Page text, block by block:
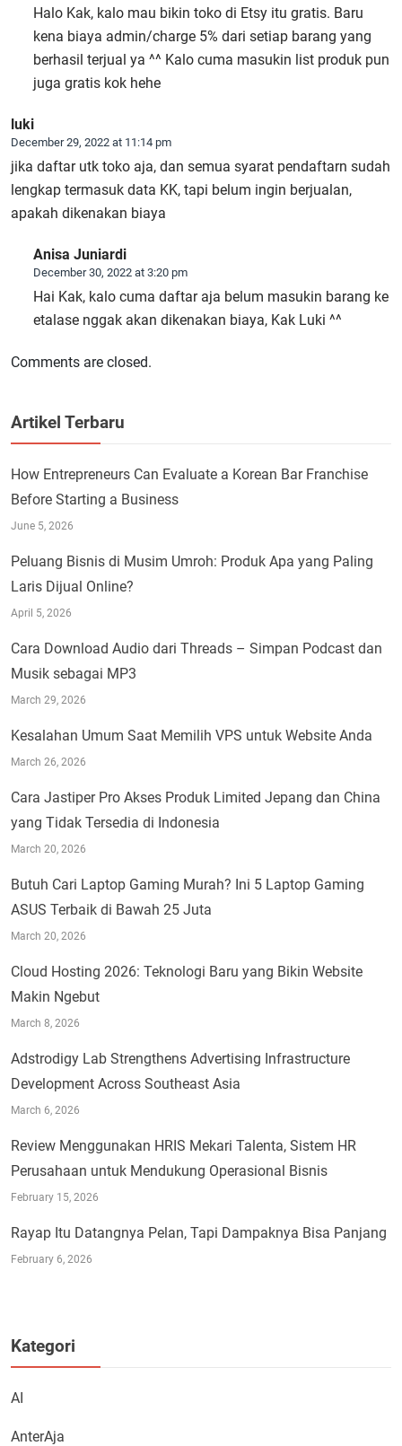
Halo Kak, kalo mau bikin toko di Etsy itu gratis. Baru
kena biaya admin/charge 5% dari setiap barang yang
berhasil terjual ya ^^ Kalo cuma masukin list produk pun
juga gratis kok hehe
luki
December 29, 2022 at 11:14 pm
jika daftar utk toko aja, dan semua syarat pendaftarn sudah
lengkap termasuk data KK, tapi belum ingin berjualan,
apakah dikenakan biaya
Anisa Juniardi
December 30, 2022 at 3:20 pm
Hai Kak, kalo cuma daftar aja belum masukin barang ke
etalase nggak akan dikenakan biaya, Kak Luki ^^
Comments are closed.
Artikel Terbaru
How Entrepreneurs Can Evaluate a Korean Bar Franchise
Before Starting a Business
June 5, 2026
Peluang Bisnis di Musim Umroh: Produk Apa yang Paling
Laris Dijual Online?
April 5, 2026
Cara Download Audio dari Threads – Simpan Podcast dan
Musik sebagai MP3
March 29, 2026
Kesalahan Umum Saat Memilih VPS untuk Website Anda
March 26, 2026
Cara Jastiper Pro Akses Produk Limited Jepang dan China
yang Tidak Tersedia di Indonesia
March 20, 2026
Butuh Cari Laptop Gaming Murah? Ini 5 Laptop Gaming
ASUS Terbaik di Bawah 25 Juta
March 20, 2026
Cloud Hosting 2026: Teknologi Baru yang Bikin Website
Makin Ngebut
March 8, 2026
Adstrodigy Lab Strengthens Advertising Infrastructure
Development Across Southeast Asia
March 6, 2026
Review Menggunakan HRIS Mekari Talenta, Sistem HR
Perusahaan untuk Mendukung Operasional Bisnis
February 15, 2026
Rayap Itu Datangnya Pelan, Tapi Dampaknya Bisa Panjang
February 6, 2026
Kategori
AI
AnterAja